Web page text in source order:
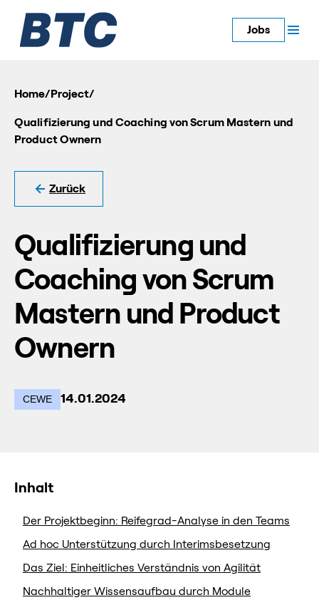
Jobs
Home/ Project/
Qualifizierung und Coaching von Scrum Mastern und
Product Ownern
Zurück
Qualifizierung und
Coaching von Scrum
Mastern und Product
Ownern
CEWE 14.01.2024
Inhalt
Der Projektbeginn: Reifegrad-Analyse in den Teams
Ad hoc Unterstützung durch Interimsbesetzung
Das Ziel: Einheitliches Verständnis von Agilität
Nachhaltiger Wissensaufbau durch Module